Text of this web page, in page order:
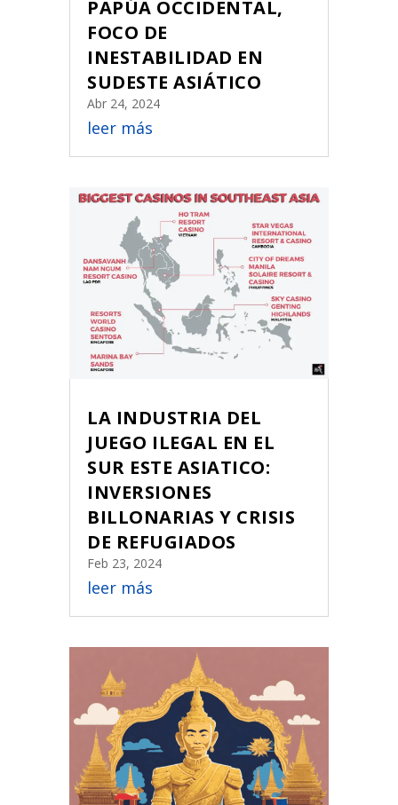
PAPÚA OCCIDENTAL,
FOCO DE
INESTABILIDAD EN
SUDESTE ASIÁTICO
Abr 24, 2024
leer más
LA INDUSTRIA DEL
JUEGO ILEGAL EN EL
SUR ESTE ASIATICO:
INVERSIONES
BILLONARIAS Y CRISIS
DE REFUGIADOS
Feb 23, 2024
leer más